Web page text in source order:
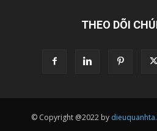
THEO DÕI
© Copyright @2022 by